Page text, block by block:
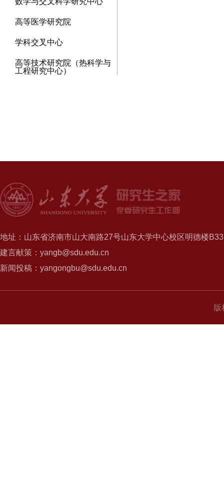
高等医学研究院
学科交叉中心
高等技术研究院（热科学与
工程研究中心）
地址：山东省济南市山大南路27号山东大学中心校区明德楼
建言献策：yangb@sdu.edu.cn
新闻投稿：yangongbu@sdu.edu.cn
版